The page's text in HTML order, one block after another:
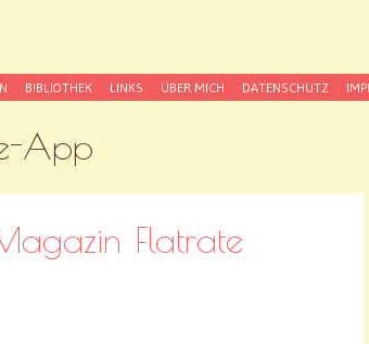
schon?
BIBLIOTHEK LINKS ÜBER MICH DATENSCHUTZ
App
Flatrate